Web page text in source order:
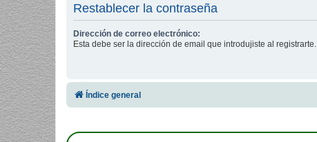
Restablecer la contraseña
Dirección de correo electrónico:
Esta debe ser la dirección de email que introdujiste al registrarte.
Índice general